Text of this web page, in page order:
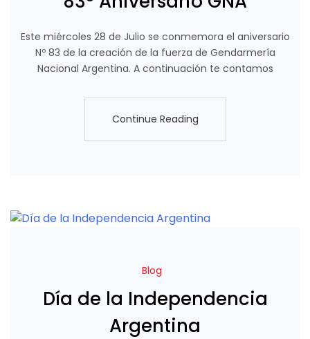
Este miércoles 28 de Julio se conmemora el aniversario
Nº 83 de la creación de la fuerza de Gendarmería
Nacional Argentina. A continuación te contamos
Continue Reading
Blog
Día de la Independencia
Argentina